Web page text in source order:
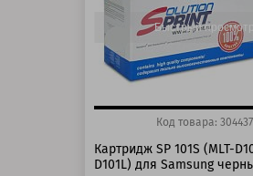
150 баллов
Быстрый просмотр
Код товара: 304437
Картридж SP 101S (MLT-
D101L) для Samsung